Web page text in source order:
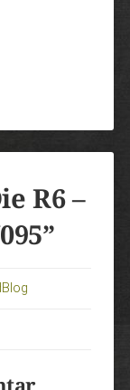
R6 –
”